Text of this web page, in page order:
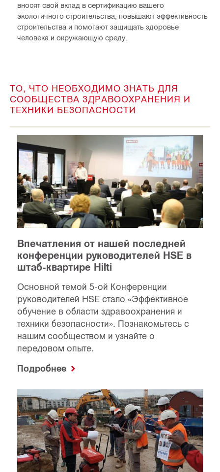
вносят свой вклад в сертификацию вашего
экологичного строительства, повышают эффективность
строительства и помогают защищать здоровье
человека и окружающую среду.
ТО, ЧТО НЕОБХОДИМО ЗНАТЬ ДЛЯ
СООБЩЕСТВА ЗДРАВООХРАНЕНИЯ И
ТЕХНИКИ БЕЗОПАСНОСТИ
Впечатления от нашей последней
конференции руководителей HSE в
штаб-квартире Hilti
Основной темой 5-ой Конференции
руководителей HSE стало «Эффективное
обучение в области здравоохранения и
техники безопасности». Познакомьтесь с
нашим сообществом и узнайте о
передовом опыте.
Подробнее